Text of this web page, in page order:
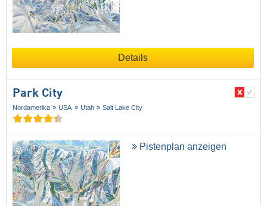
Details
Park City
Nordamerika USA Utah Salt Lake City
Pistenplan anzeigen